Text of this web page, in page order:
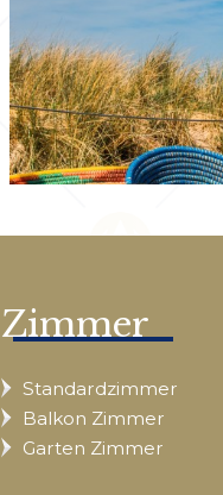
Zimmer
Standardzimmer
Balkon Zimmer
Garten Zimmer